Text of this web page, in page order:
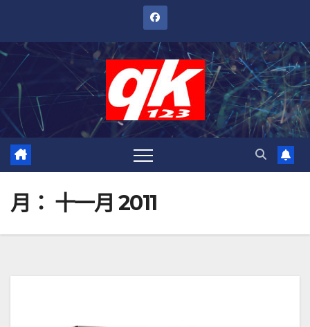
內
月： 十一月 2011